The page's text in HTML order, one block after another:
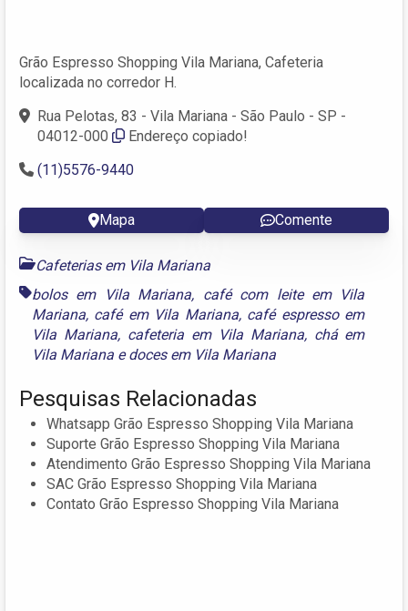
Grão Espresso Shopping Vila Mariana, Cafeteria
localizada no corredor H.
Rua Pelotas, 83 - Vila Mariana - São Paulo - SP -
04012-000
Endereço copiado!
(11)5576-9440
Mapa Comente
Cafeterias em Vila Mariana
bolos em Vila Mariana, café com leite em Vila
Mariana, café em Vila Mariana, café espresso em
Vila Mariana, cafeteria em Vila Mariana, chá em
Vila Mariana edoces em Vila Mariana
Pesquisas Relacionadas
Whatsapp Grão Espresso Shopping Vila Mariana
Suporte Grão Espresso Shopping Vila Mariana
Atendimento Grão Espresso Shopping Vila Mariana
SAC Grão Espresso Shopping Vila Mariana
Contato Grão Espresso Shopping Vila Mariana